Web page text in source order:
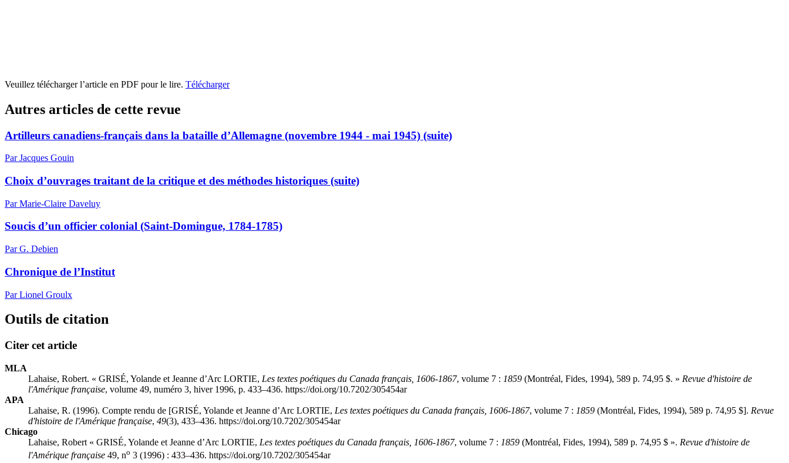
Veuillez télécharger l’article en PDF pour le lire. Télécharger
Autres articles de cette revue
Artilleurs canadiens-français dans la bataille d’Allemagne (novembre 1944 - mai 1945) (suite)
Par Jacques Gouin
Choix d’ouvrages traitant de la critique et des méthodes historiques (suite)
Par Marie-Claire Daveluy
Soucis d’un officier colonial (Saint-Domingue, 1784-1785)
Par G. Debien
Chronique de l’Institut
Par Lionel Groulx
Outils de citation
Citer cet article
MLA
Lahaise, Robert. « GRISÉ, Yolande et Jeanne d’Arc LORTIE, Les textes poétiques du Canada français, 1606-1867, volume 7 : 1859 (Montréal, Fides, 1994), 589 p. 74,95 $. » Revue d'histoire de
l'Amérique française, volume 49, numéro 3, hiver 1996, p. 433–436. https://doi.org/10.7202/305454ar
APA
Lahaise, R. (1996). Compte rendu de [GRISÉ, Yolande et Jeanne d’Arc LORTIE, Les textes poétiques du Canada français, 1606-1867, volume 7 : 1859 (Montréal, Fides, 1994), 589 p. 74,95 $]. Revue
d'histoire de l'Amérique française, 49(3), 433–436. https://doi.org/10.7202/305454ar
Chicago
Lahaise, Robert « GRISÉ, Yolande et Jeanne d’Arc LORTIE, Les textes poétiques du Canada français, 1606-1867, volume 7 : 1859 (Montréal, Fides, 1994), 589 p. 74,95 $ ». Revue d'histoire de
l'Amérique française 49, no 3 (1996) : 433–436. https://doi.org/10.7202/305454ar